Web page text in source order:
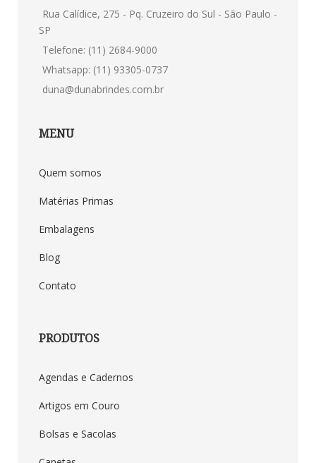
Rua Calídice, 275 - Pq. Cruzeiro do Sul - São Paulo -
SP
Telefone: (11) 2684-9000
Whatsapp: (11) 93305-0737
duna@dunabrindes.com.br
MENU
Quem somos
Matérias Primas
Embalagens
Blog
Contato
PRODUTOS
Agendas e Cadernos
Artigos em Couro
Bolsas e Sacolas